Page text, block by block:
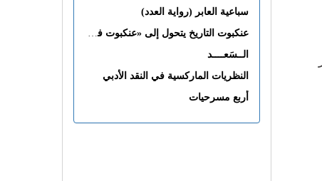
سباعية العابر (رواية العدد)
عنكبوت التاريخ يتحول إلى «عنكبوت فى القلب»
الــسَعــــد
النظريات الماركسية في النقد الأدبي
أربع مسرحيات